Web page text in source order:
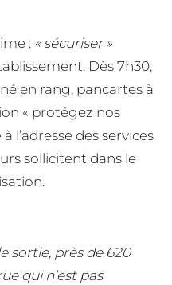
: « sécuriser »
Dès 7h30,
en rang, pancartes à
« protégez nos
l’adresse des services
sollicitent dans le
sortie, près de 620
qui n’est pas